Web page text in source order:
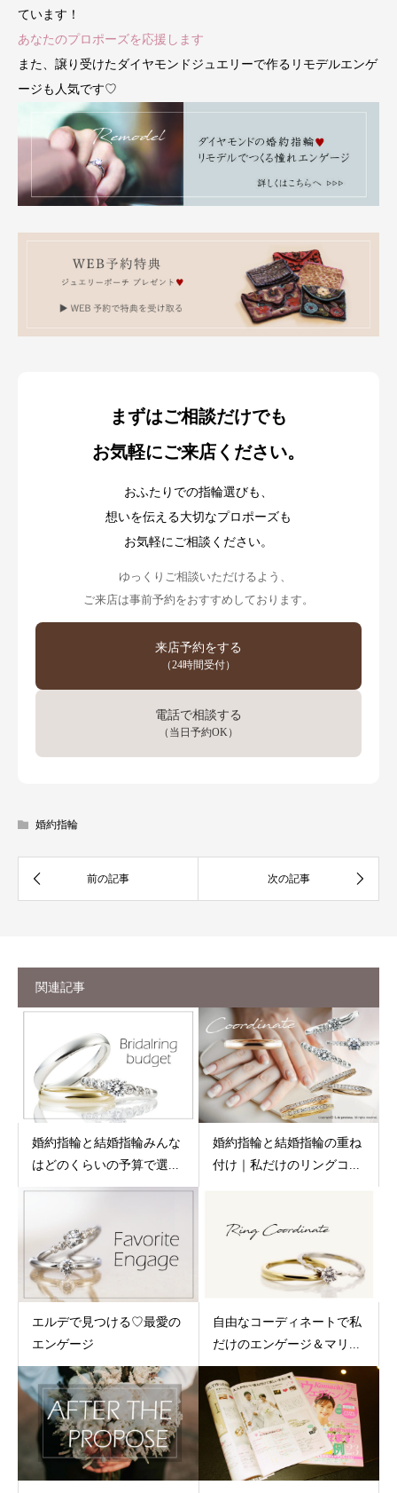
ています！
あなたのプロポーズを応援します
また、譲り受けたダイヤモンドジュエリーで作るリモデルエンゲ
ージも人気です♡
まずはご相談だけでも
お気軽にご来店ください。
おふたりでの指輪選びも、
想いを伝える大切なプロポーズも
お気軽にご相談ください。
ゆっくりご相談いただけるよう、
ご来店は事前予約をおすすめしております。
来店予約をする
（24時間受付）
電話で相談する
（当日予約OK）
婚約指輪
関連記事
婚約指輪と結婚指輪みんな
はどのくらいの予算で選...
婚約指輪と結婚指輪の重ね
付け｜私だけのリングコ...
エルデで見つける♡最愛の
エンゲージ
自由なコーディネートで私
だけのエンゲージ＆マリ...